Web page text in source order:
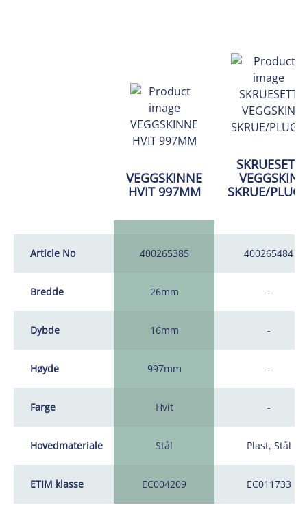
Article No
Bredde
Dybde
Høyde
Farge
Hovedmateriale
ETIM klasse
VEGGSKINNE
HVIT 997MM
400265385
26mm
16mm
997mm
Hvit
Stål
EC004209
SKRUESETT
VEGGSKIN
SKRUE/
400265484
-
-
-
-
Plast, Stål
EC011733